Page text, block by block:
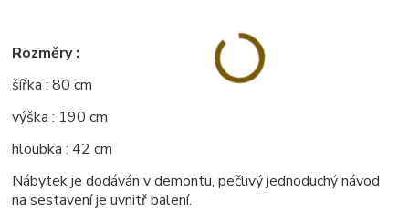
Rozměry :
šířka : 80 cm
výška : 190 cm
hloubka : 42 cm
Nábytek je dodáván v demontu, pečlivý jednoduchý návod
na sestavení je uvnitř balení.